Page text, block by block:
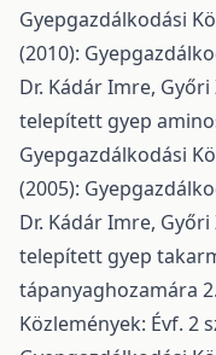
Gyepgazdálkodási
(2010):
Dr. Kádár Imre, Győri
telepített gyep
Gyepgazdálkodási
(2005):
Dr. Kádár Imre, Győri
telepített gyep
tápanyaghozamára 2.
Közlemények: Évf. 2